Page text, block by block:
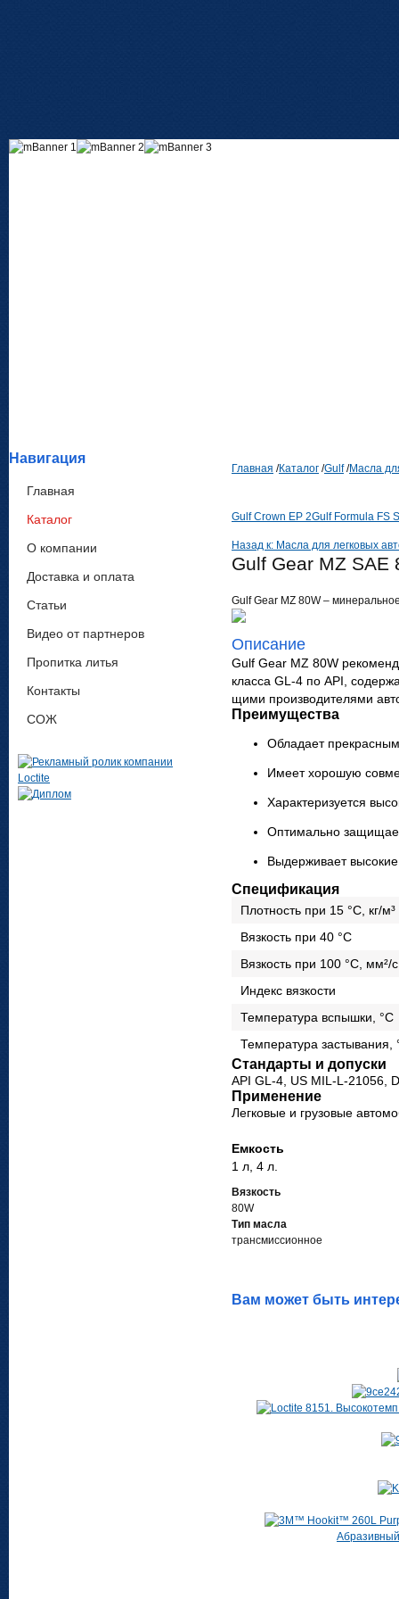
Навигация
Главная
Каталог
О компании
Доставка и оплата
Статьи
Видео от партнеров
Пропитка литья
Контакты
СОЖ
Главная /Каталог /Gulf /Масла
Gulf Crown EP 2Gulf Formula FS
Назад к: Масла для легковых
Gulf Gear MZ SAE
Gulf Gear MZ 80W –
Описание
Gulf Gear MZ 80W
класса GL-4 по API,
щими про­из­во­ди­те­лями
Преимущества
Обла­дает
Имеет хорошую
Харак­те­ри­зу­ется
Опти­мально
Выдер­жи­вает
Спецификация
Плот­ность при 15 °C, кг/м³
Вяз­кость при 40 °C
Вяз­кость при 100 °C, мм²/с
Индекс вяз­кости
Тем­пе­ра­тура вспышки, °C
Тем­пе­ра­тура засты­вания,
Стандарты и допуски
API GL-4, US MIL-L-21056,
Применение
Лег­ковые и гру­зовые
Емкость
1 л, 4 л.
Вязкость
80W
Тип масла
трансмиссионное
Вам может быть